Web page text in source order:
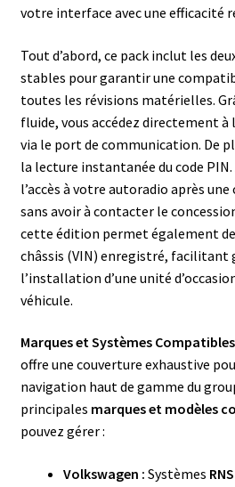
votre interface avec une efficacité
Tout d’abord, ce pack inclut les
stables pour garantir une
toutes les révisions matérielles.
fluide, vous accédez directement à
via le port de communication. De
la lecture instantanée du code
l’accès à votre autoradio après
sans avoir à contacter le
cette édition permet également
châssis (VIN) enregistré, facilitant
l’installation d’une unité
véhicule.
Marques et Systèmes Compatibles
offre une couverture exhaustive
navigation haut de gamme du
principales marques et modèles
pouvez gérer :
Volkswagen : Systèmes